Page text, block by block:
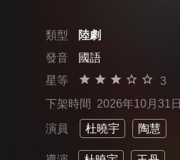
類型
陸劇
發音
國語
星等
3
下架時間 2026年10月31日
演員 杜曉宇 陶慧